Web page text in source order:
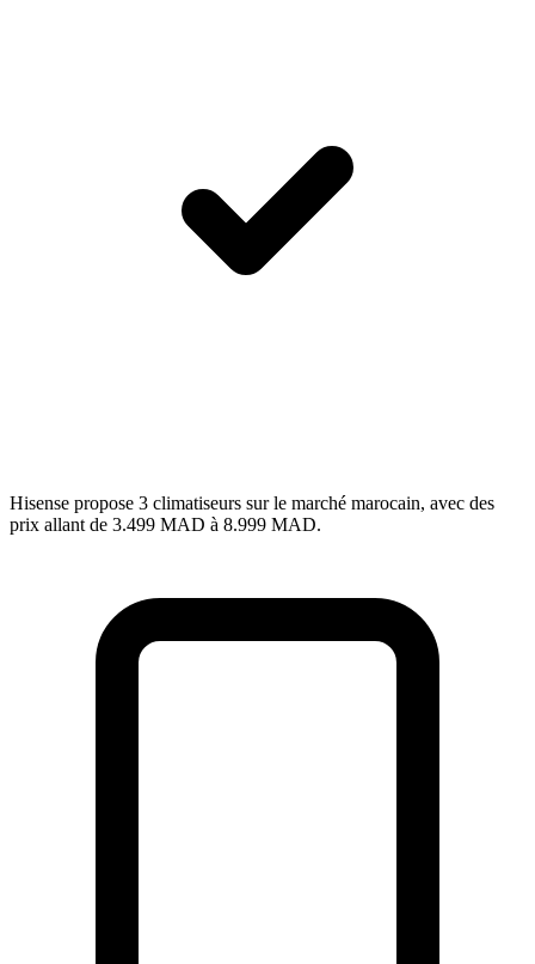
Hisense propose 3 climatiseurs sur le marché marocain, avec des
prix allant de 3.499 MAD à 8.999 MAD.